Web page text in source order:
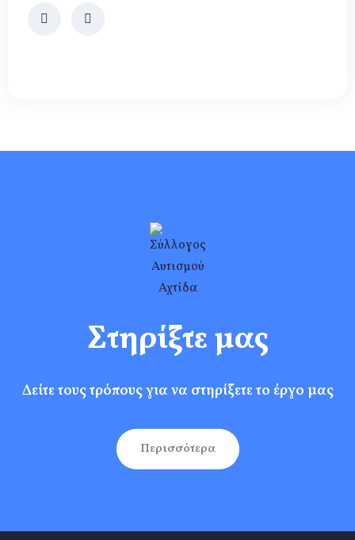
Στηρίξτε μας
Δείτε τους τρόπους για να στηρίξετε το έργο μας
Περισσότερα